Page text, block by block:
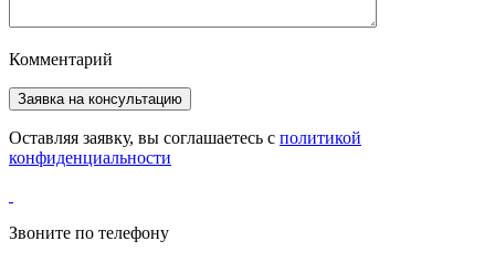
Комментарий
Оставляя заявку, вы соглашаетесь с политикой
конфиденциальности
Звоните по телефону